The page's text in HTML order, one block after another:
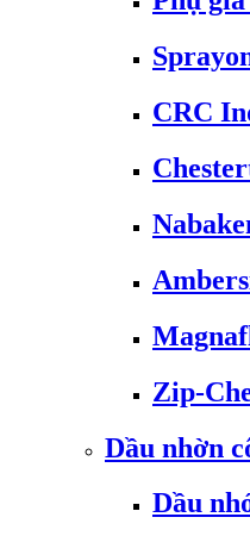
CRC
Zip-
Dầu nhờn
Dầu